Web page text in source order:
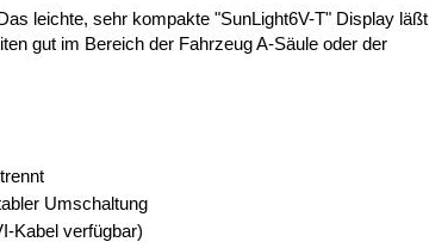
leichte, sehr kompakte "SunLight6V-T" Display läßt
gut im Bereich der Fahrzeug A-Säule oder der
Umschaltung
Kabel verfügbar)